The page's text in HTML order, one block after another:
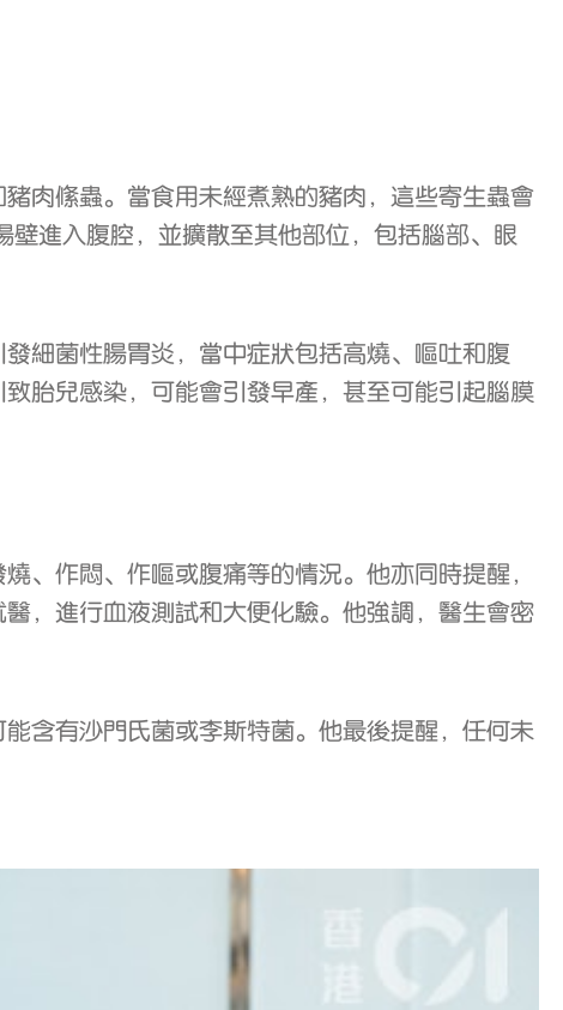
肉絛蟲。當食用未經煮熟的豬肉，這些寄生蟲會
進入腹腔，並擴散至其他部位，包括腦部、眼
細菌性腸胃炎，當中症狀包括高燒、嘔吐和腹
胎兒感染，可能會引發早產，甚至可能引起腦膜
、作悶、作嘔或腹痛等的情況。他亦同時提醒，
，進行血液測試和大便化驗。他強調，醫生會密
含有沙門氏菌或李斯特菌。他最後提醒，任何未